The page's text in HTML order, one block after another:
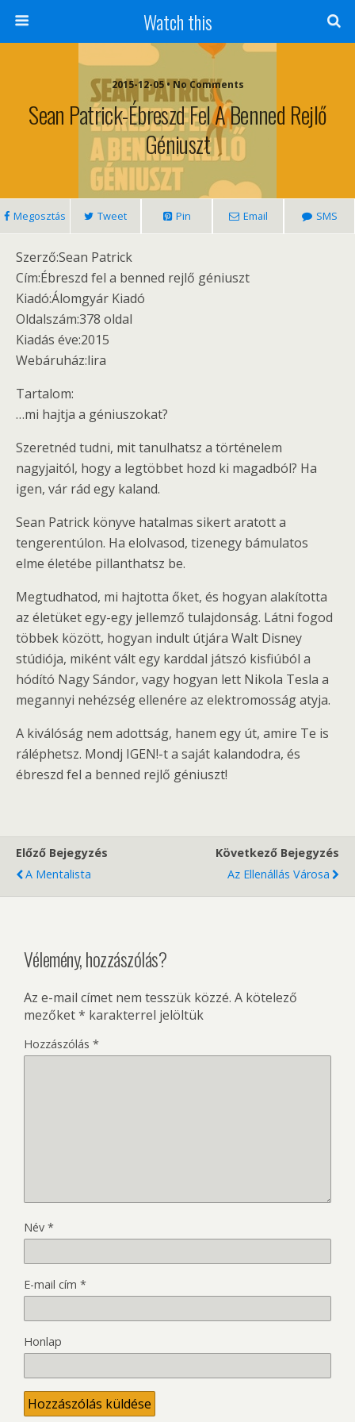
Watch this
2015-12-05 • No Comments
Sean Patrick-Ébreszd Fel A Benned Rejlő
Géniuszt
Megosztás Tweet Pin Email SMS
Szerző:Sean Patrick
Cím:Ébreszd fel a benned rejlő géniuszt
Kiadó:Álomgyár Kiadó
Oldalszám:378 oldal
Kiadás éve:2015
Webáruház:lira
Tartalom:
…mi hajtja a géniuszokat?
Szeretnéd tudni, mit tanulhatsz a történelem
nagyjaitól, hogy a legtöbbet hozd ki magadból? Ha
igen, vár rád egy kaland.
Sean Patrick könyve hatalmas sikert aratott a
tengerentúlon. Ha elolvasod, tizenegy bámulatos
elme életébe pillanthatsz be.
Megtudhatod, mi hajtotta őket, és hogyan alakította
az életüket egy-egy jellemző tulajdonság. Látni fogod
többek között, hogyan indult útjára Walt Disney
stúdiója, miként vált egy karddal játszó kisfiúból a
hódító Nagy Sándor, vagy hogyan lett Nikola Tesla a
megannyi nehézség ellenére az elektromosság atyja.
A kiválóság nem adottság, hanem egy út, amire Te is
ráléphetsz. Mondj IGEN!-t a saját kalandodra, és
ébreszd fel a benned rejlő géniuszt!
Előző Bejegyzés
A Mentalista
Következő Bejegyzés
Az Ellenállás Városa
Vélemény, hozzászólás?
Az e-mail címet nem tesszük közzé. A kötelező
mezőket* karakterrel jelöltük
Hozzászólás *
Név *
E-mail cím *
Honlap